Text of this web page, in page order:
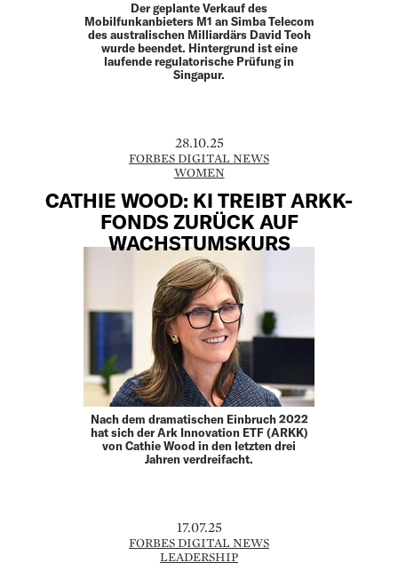
Der geplante Verkauf des
Mobilfunkanbieters M1 an Simba Telecom
des australischen Milliardärs David Teoh
wurde beendet. Hintergrund ist eine
laufende regulatorische Prüfung in
Singapur.
28.10.25
FORBES DIGITAL NEWS
WOMEN
CATHIE WOOD: KI TREIBT ARKK-
FONDS ZURÜCK AUF
WACHSTUMSKURS
Nach dem dramatischen Einbruch 2022
hat sich der Ark Innovation ETF (ARKK)
von Cathie Wood in den letzten drei
Jahren verdreifacht.
17.07.25
FORBES DIGITAL NEWS
LEADERSHIP